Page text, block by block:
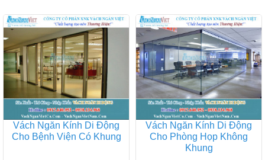
Vách Ngăn Kính Di Động
Cho Bệnh Viện Có Khung
Vách Ngăn Kính Di Động
Cho Phòng Họp Không
Khung